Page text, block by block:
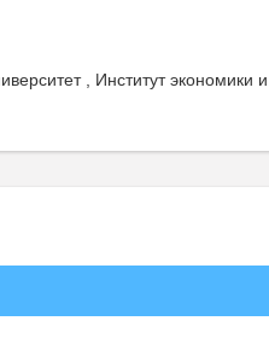
, Институт экономики